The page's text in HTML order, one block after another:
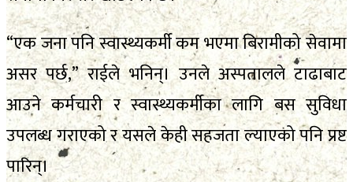
“एक जना पनि स्वास्थ्यकर्मी कम भएमा बिरामीको सेवामा
असर पर्छ,” राईले भनिन्। उनले अस्पतालले टाढाबाट
आउने कर्मचारी र स्वास्थ्यकर्मीका लागि बस सुविधा
उपलब्ध गराएको र यसले केही सहजता ल्याएको पनि प्रष्ट
पारिन्।